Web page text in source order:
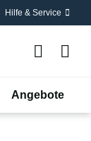
Hilfe & Service
Angebote